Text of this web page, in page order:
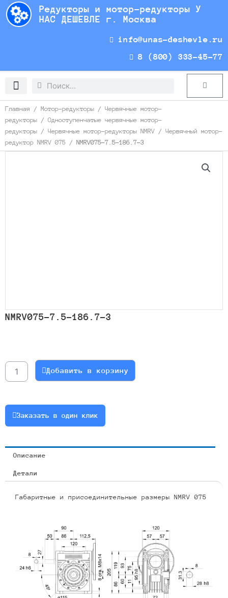
Перейти
содержимому
Редукторы и мотор-редукторы У
НАС ДЕШЕВЛЕ г. Москва
info@unas-deshevle.ru
8 (800) 333-45-77
Search
Search Cart
Главная / Мотор-редукторы / Червячные мотор-
редукторы / Одноступенчатые червячные мотор-
редукторы / Червячные мотор-редукторы NMRV / Червячный мотор-
редуктор NMRV 075 / NMRV075-7.5-186.7-3
NMRV075-7.5-186.7-3
NMRV075-
7.5-
Добавить в корзину
Заказать в один клик
Описание
Детали
Габаритные и присоединительные размеры NMRV 075